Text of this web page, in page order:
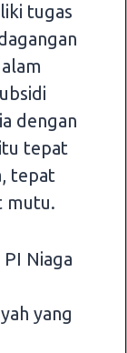
tugas
dengan
tepat
tepat
mutu.
Niaga
yang